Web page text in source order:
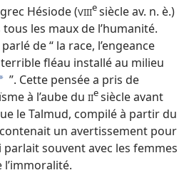
Hésiode (VIIIesiècle av. n. è.)
les maux de l’humanité.
parlé de “ la race, l’engeance
fléau installé au milieu
* ”. Cette pensée a pris de
à l’aube du IIesiècle avant
le Talmud, compilé à partir du
un avertissement pour
parlait souvent avec les femmes